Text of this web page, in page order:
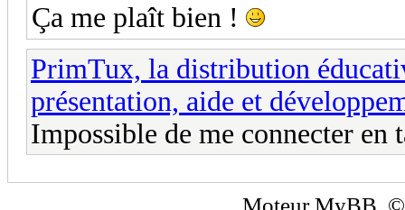
Ça me plaît bien !
PrimTux, la distribution
présentation, aide et
Impossible de me connecter en
MoteurMyBB ,